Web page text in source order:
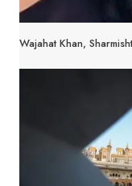
Wajahat Khan,